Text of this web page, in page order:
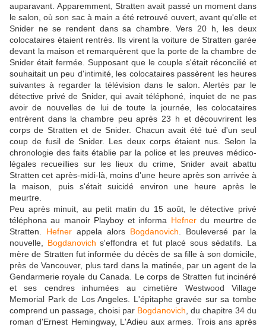
auparavant. Apparemment, Stratten avait passé un moment dans
le salon, où son sac à main a été retrouvé ouvert, avant qu'elle et
Snider ne se rendent dans sa chambre. Vers 20 h, les deux
colocataires étaient rentrés. Ils virent la voiture de Stratten garée
devant la maison et remarquèrent que la porte de la chambre de
Snider était fermée. Supposant que le couple s'était réconcilié et
souhaitait un peu d'intimité, les colocataires passèrent les heures
suivantes à regarder la télévision dans le salon. Alertés par le
détective privé de Snider, qui avait téléphoné, inquiet de ne pas
avoir de nouvelles de lui de toute la journée, les colocataires
entrèrent dans la chambre peu après 23 h et découvrirent les
corps de Stratten et de Snider. Chacun avait été tué d'un seul
coup de fusil de Snider. Les deux corps étaient nus. Selon la
chronologie des faits établie par la police et les preuves médico-
légales recueillies sur les lieux du crime, Snider avait abattu
Stratten cet après-midi-là, moins d'une heure après son arrivée à
la maison, puis s'était suicidé environ une heure après le
meurtre.
Peu après minuit, au petit matin du 15 août, le détective privé
téléphona au manoir Playboy et informa Hefnerdu meurtre de
Stratten. Hefner appela alors Bogdanovich . Bouleversé par la
nouvelle, Bogdanovich s'effondra et fut placé sous sédatifs. La
mère de Stratten fut informée du décès de sa fille à son domicile,
près de Vancouver, plus tard dans la matinée, par un agent de la
Gendarmerie royale du Canada. Le corps de Stratten fut incinéré
et ses cendres inhumées au cimetière Westwood Village
Memorial Park de Los Angeles. L'épitaphe gravée sur sa tombe
comprend un passage, choisi par Bogdanovich , du chapitre 34 du
roman d'Ernest Hemingway, L'Adieu aux armes. Trois ans après